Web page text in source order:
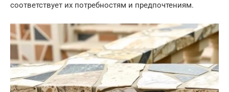
соответствует их потребностям и предпочтениям.